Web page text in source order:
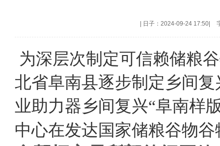
日子：2024-09-24 17:50
为深层次制定可信赖储粮
北省阜南县逐步制定乡间
业助力器乡间复兴“阜南样
中心在发达国家储粮谷物